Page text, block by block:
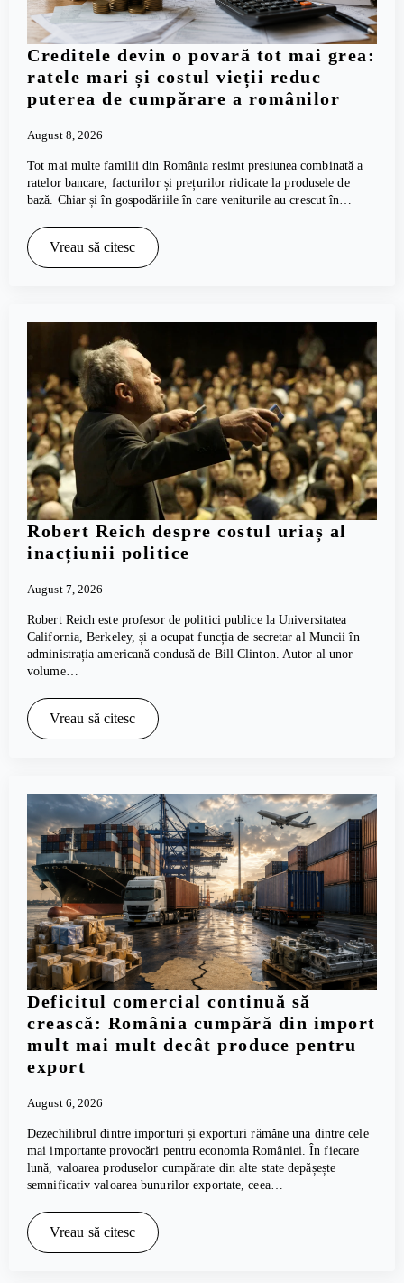
Creditele devin o povară tot mai grea:
ratele mari și costul vieții reduc
puterea de cumpărare a românilor
August 8, 2026
Tot mai multe familii din România resimt presiunea combinată a
ratelor bancare, facturilor și prețurilor ridicate la produsele de
bază. Chiar și în gospodăriile în care veniturile au crescut în…
Vreau să citesc
Robert Reich despre costul uriaș al
inacțiunii politice
August 7, 2026
Robert Reich este profesor de politici publice la Universitatea
California, Berkeley, și a ocupat funcția de secretar al Muncii în
administrația americană condusă de Bill Clinton. Autor al unor
volume…
Vreau să citesc
Deficitul comercial continuă să
crească: România cumpără din import
mult mai mult decât produce pentru
export
August 6, 2026
Dezechilibrul dintre importuri și exporturi rămâne una dintre cele
mai importante provocări pentru economia României. În fiecare
lună, valoarea produselor cumpărate din alte state depășește
semnificativ valoarea bunurilor exportate, ceea…
Vreau să citesc